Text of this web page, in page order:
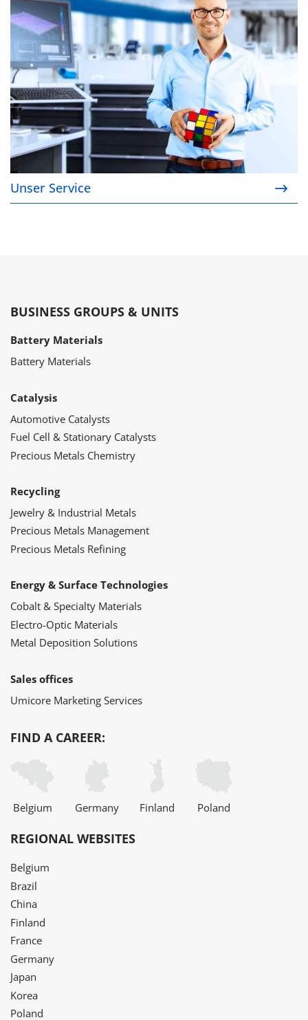
Unser Service
BUSINESS GROUPS & UNITS
Battery Materials
Battery Materials
Catalysis
Automotive Catalysts
Fuel Cell & Stationary Catalysts
Precious Metals Chemistry
Recycling
Jewelry & Industrial Metals
Precious Metals Management
Precious Metals Refining
Energy & Surface Technologies
Cobalt & Specialty Materials
Electro-Optic Materials
Metal Deposition Solutions
Sales offices
Umicore Marketing Services
FIND A CAREER:
Belgium Germany Finland Poland
REGIONAL WEBSITES
Belgium
Brazil
China
Finland
France
Germany
Japan
Korea
Poland